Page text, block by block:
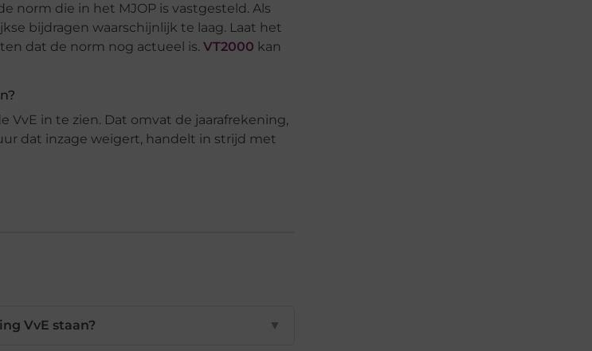
norm die in het MJOP is vastgesteld. Als
bijdragen waarschijnlijk te laag. Laat het
dat de norm nog actueel is. VT2000 kan
in te zien. Dat omvat de jaarafrekening,
dat inzage weigert, handelt in strijd met
VvE staan? ▼